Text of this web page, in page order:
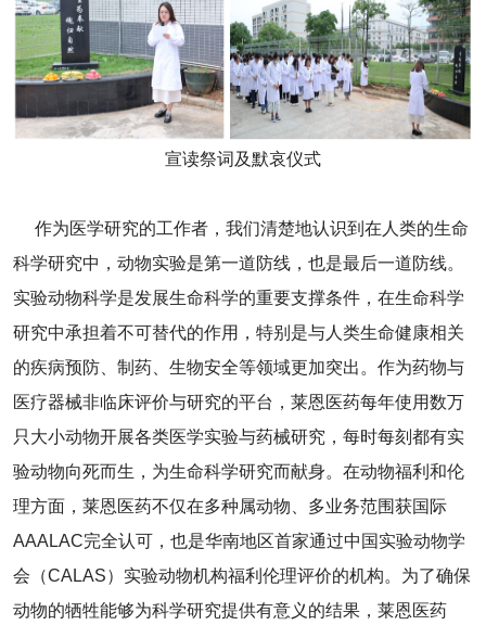
宣读祭词及默哀仪式
作为医学研究的工作者，我们清楚地认识到在人类的生命
科学研究中，动物实验是第一道防线，也是最后一道防线。
实验动物科学是发展生命科学的重要支撑条件，在生命科学
研究中承担着不可替代的作用，特别是与人类生命健康相关
的疾病预防、制药、生物安全等领域更加突出。作为药物与
医疗器械非临床评价与研究的平台，莱恩医药每年使用数万
只大小动物开展各类医学实验与药械研究，每时每刻都有实
验动物向死而生，为生命科学研究而献身。在动物福利和伦
理方面，莱恩医药不仅在多种属动物、多业务范围获国际
AAALAC完全认可，也是华南地区首家通过中国实验动物学
会（CALAS）实验动物机构福利伦理评价的机构。为了确保
动物的牺牲能够为科学研究提供有意义的结果，莱恩医药